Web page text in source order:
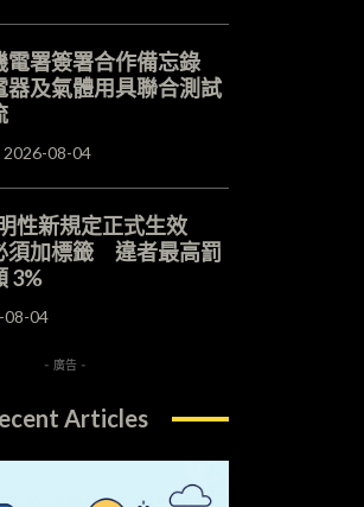
電署簽署合作備忘錄
器及氣體用具聯合測試
2026-08-04
性新規定正式生效
須加標籤 違者最高罰
3%
08-04
- 廣告 -
Articles